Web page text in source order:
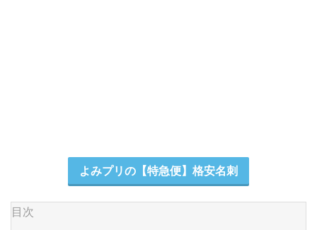
よみプリの【特急便】格安名刺
目次